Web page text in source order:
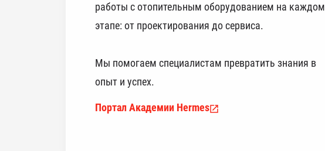
работы с отопительным оборудованием на каждом
этапе: от проектирования до сервиса.
Мы помогаем специалистам превратить знания в
опыт и успех.
Портал Академии Hermes